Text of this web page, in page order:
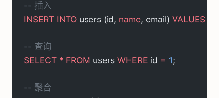
-- 插入
INSERT INTO users (id, name, email) VALUES
-- 查询
SELECT * FROM users WHERE id = 1;
-- 聚合